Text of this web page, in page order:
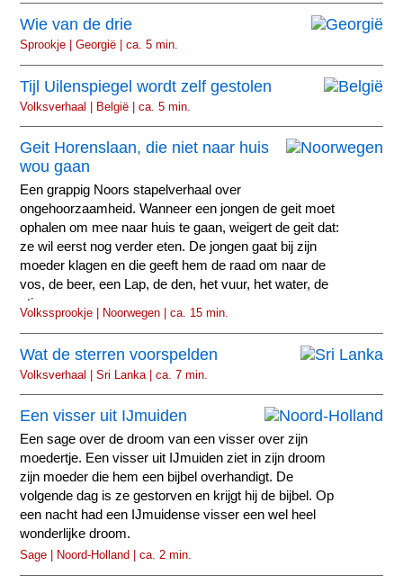
Wie van de drie
Sprookje | Georgië | ca. 5 min.
Tijl Uilenspiegel wordt zelf gestolen
Volksverhaal | België | ca. 5 min.
Geit Horenslaan, die niet naar huis
wou gaan
Een grappig Noors stapelverhaal over
ongehoorzaamheid. Wanneer een jongen de geit moet
ophalen om mee naar huis te gaan, weigert de geit dat:
ze wil eerst nog verder eten. De jongen gaat bij zijn
moeder klagen en die geeft hem de raad om naar de
vos, de beer, een Lap, de den, het vuur, het water, de
stier...
Volkssprookje | Noorwegen | ca. 15 min.
Wat de sterren voorspelden
Volksverhaal | Sri Lanka | ca. 7 min.
Een visser uit IJmuiden
Een sage over de droom van een visser over zijn
moedertje. Een visser uit IJmuiden ziet in zijn droom
zijn moeder die hem een bijbel overhandigt. De
volgende dag is ze gestorven en krijgt hij de bijbel. Op
een nacht had een IJmuidense visser een wel heel
wonderlijke droom.
Sage | Noord-Holland | ca. 2 min.